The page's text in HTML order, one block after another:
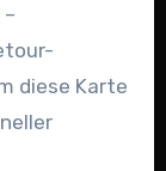
diese Karte